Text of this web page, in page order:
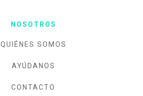
NOSOTROS
QUIÉNES SOMOS
AYÚDANOS
CONTACTO